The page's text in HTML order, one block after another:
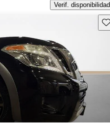
Verif. disponibilidad